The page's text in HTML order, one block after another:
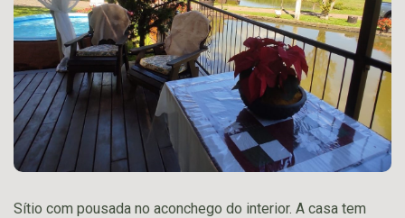
Sítio com pousada no aconchego do interior. A casa tem